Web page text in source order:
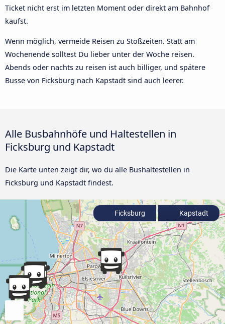
Ticket nicht erst im letzten Moment oder direkt am Bahnhof
kaufst.
Wenn möglich, vermeide Reisen zu Stoßzeiten. Statt am
Wochenende solltest Du lieber unter der Woche reisen.
Abends oder nachts zu reisen ist auch billiger, und spätere
Busse von Ficksburg nach Kapstadt sind auch leerer.
Alle Busbahnhöfe und Haltestellen in
Ficksburg und Kapstadt
Die Karte unten zeigt dir, wo du alle Bushaltestellen in
Ficksburg und Kapstadt findest.
Ficksburg Kapstadt